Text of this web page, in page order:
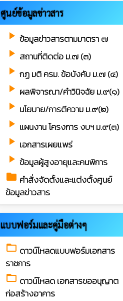
ศูนย์ข้อมูลข่าวสาร
play_arrow ข้อมูลข่าวสารตามมาตรา ๗
play_arrow สถานที่ติดต่อ ม.๗ (๓)
play_arrow กฏ มติ ครม. ข้อบังคับ ม.๗ (๔)
play_arrow ผลพิจารณา/คำวินิจฉัย ม.๙(๑)
play_arrow นโยบาย/การตีความ ม.๙(๒)
play_arrow แผนงาน โครงการ งบฯ ม.๙(๓)
play_arrow เอกสารเผยแพร่
play_arrow ข้อมูลผู้สูงอายุและคนพิการ
folder คำสั่งจัดตั้งและแต่งตั้งศูนย์
ข้อมูลข่าวสาร
แบบฟอร์มและคู่มือต่างๆ
folder_open ดาวน์โหลดแบบฟอร์มเอกสาร
ราชการ
folder_open ดาวน์โหลด เอกสารขออนุญาต
ก่อสร้างอาคาร